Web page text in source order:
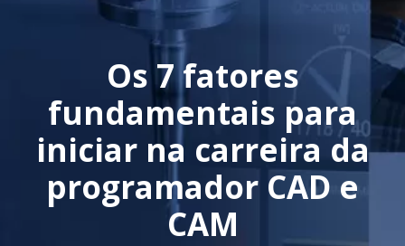
Os 7 fatores
fundamentais para
iniciar na carreira da
programador CAD e
CAM